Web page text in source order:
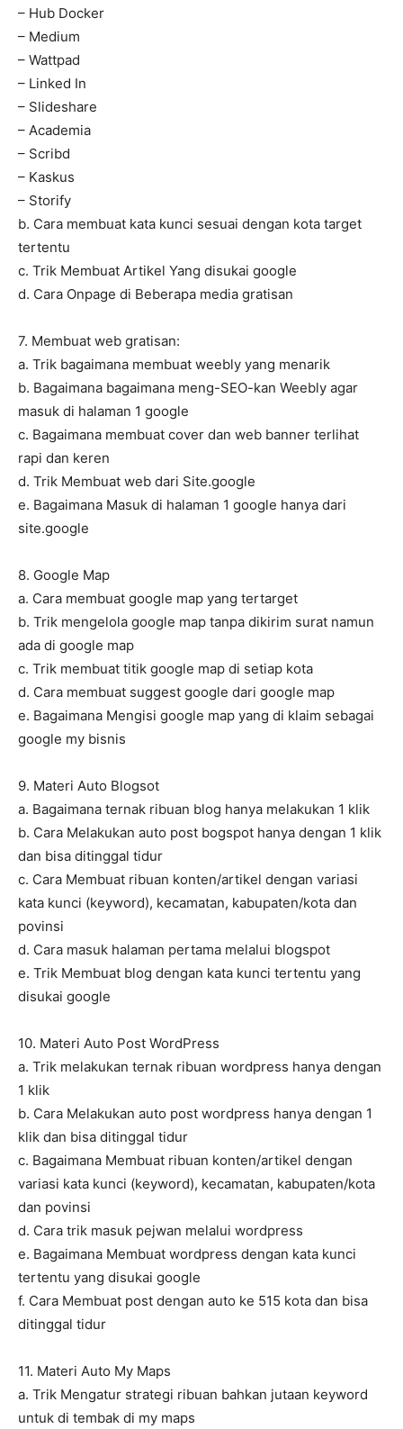
– Hub Docker
– Medium
– Wattpad
– Linked In
– Slideshare
– Academia
– Scribd
– Kaskus
– Storify
b. Cara membuat kata kunci sesuai dengan kota target
tertentu
c. Trik Membuat Artikel Yang disukai google
d. Cara Onpage di Beberapa media gratisan
7. Membuat web gratisan:
a. Trik bagaimana membuat weebly yang menarik
b. Bagaimana bagaimana meng-SEO-kan Weebly agar
masuk di halaman 1 google
c. Bagaimana membuat cover dan web banner terlihat
rapi dan keren
d. Trik Membuat web dari Site.google
e. Bagaimana Masuk di halaman 1 google hanya dari
site.google
8. Google Map
a. Cara membuat google map yang tertarget
b. Trik mengelola google map tanpa dikirim surat namun
ada di google map
c. Trik membuat titik google map di setiap kota
d. Cara membuat suggest google dari google map
e. Bagaimana Mengisi google map yang di klaim sebagai
google my bisnis
9. Materi Auto Blogsot
a. Bagaimana ternak ribuan blog hanya melakukan 1 klik
b. Cara Melakukan auto post bogspot hanya dengan 1 klik
dan bisa ditinggal tidur
c. Cara Membuat ribuan konten/artikel dengan variasi
kata kunci (keyword), kecamatan, kabupaten/kota dan
povinsi
d. Cara masuk halaman pertama melalui blogspot
e. Trik Membuat blog dengan kata kunci tertentu yang
disukai google
10. Materi Auto Post WordPress
a. Trik melakukan ternak ribuan wordpress hanya dengan
1 klik
b. Cara Melakukan auto post wordpress hanya dengan 1
klik dan bisa ditinggal tidur
c. Bagaimana Membuat ribuan konten/artikel dengan
variasi kata kunci (keyword), kecamatan, kabupaten/kota
dan povinsi
d. Cara trik masuk pejwan melalui wordpress
e. Bagaimana Membuat wordpress dengan kata kunci
tertentu yang disukai google
f. Cara Membuat post dengan auto ke 515 kota dan bisa
ditinggal tidur
11. Materi Auto My Maps
a. Trik Mengatur strategi ribuan bahkan jutaan keyword
untuk di tembak di my maps